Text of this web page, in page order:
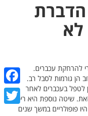
לא
להרחקת עכברים.
הן גורמות לסבל רב.
לטפל בעכברים לאחר
שיטה נוספת היא ריסוס
פופולריים במשך שנים